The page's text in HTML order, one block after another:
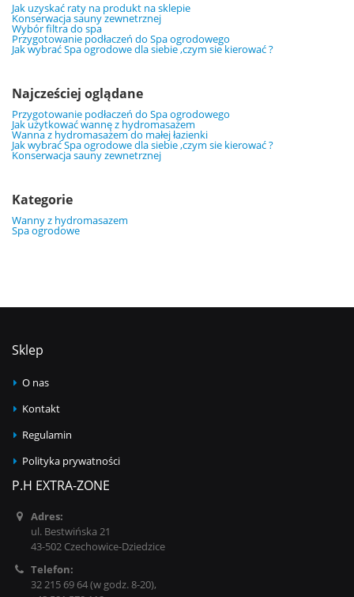
Jak uzyskać raty na produkt na sklepie
Konserwacja sauny zewnetrznej
Wybór filtra do spa
Przygotowanie podłaczeń do Spa ogrodowego
Jak wybrać Spa ogrodowe dla siebie ,czym sie kierować ?
Najcześciej oglądane
Przygotowanie podłaczeń do Spa ogrodowego
Jak użytkować wannę z hydromasażem
Wanna z hydromasażem do małej łazienki
Jak wybrać Spa ogrodowe dla siebie ,czym sie kierować ?
Konserwacja sauny zewnetrznej
Kategorie
Wanny z hydromasazem
Spa ogrodowe
Sklep
O nas
Kontakt
Regulamin
Polityka prywatności
P.H EXTRA-ZONE
Adres:
ul. Bestwińska 21
43-502 Czechowice-Dziedzice
Telefon:
32 215 69 64 (w godz. 8-20),